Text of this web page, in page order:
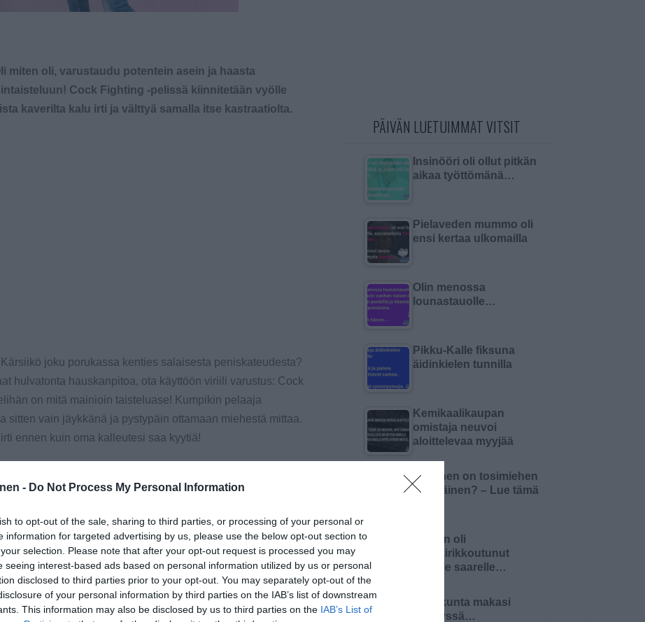
- Do Not Process My Personal Information
to opt-out of the sale, sharing to third parties, or processing of your personal or
information for targeted advertising by us, please use the below opt-out section to
selection. Please note that after your opt-out request is processed you may
seeing interest-based ads based on personal information utilized by us or personal
disclosed to third parties prior to your opt-out. You may separately opt-out of the
of your personal information by third parties on the IAB’s list of downstream
This information may also be disclosed by us to third parties on the IAB’s List of
miten oli, varustaudu potentein asein ja haasta
Cock Fighting -pelissä kiinnitetään vyölle
kaverilta kalu irti ja välttyä samalla itse kastraatiolta.
joku porukassa kenties salaisesta peniskateudesta?
hulvatonta hauskanpitoa, ota käyttöön viriili varustus: Cock
on mitä mainioin taisteluase! Kumpikin pelaaja
sitten vain jäykkänä ja pystypäin ottamaan miehestä mittaa.
ennen kuin oma kalleutesi saa kyytiä!
miltei kaikki keinot ovat sallittuja: voit puskea,
vastustajan taipumaan. Jos vehje alkaa veltostua, on
niin se kovettuu hetkessä!
on hauskempaa kuin taskubiljardi! Naurutakuun voimme
polttareihin, juhannusbileisiin ja muihin tilaisuuksiin,
PÄIVÄN LUETUIMMAT VITSIT
Insinööri oli ollut pitkän
aikaa työttömänä…
Pielaveden mummo oli
ensi kertaa ulkomailla
Olin menossa
lounastauolle…
Pikku-Kalle fiksuna
äidinkielen tunnilla
Kemikaalikaupan
omistaja neuvoi
aloittelevaa myyjää
Millainen on tosimiehen
pääsiäinen? – Lue tämä
Nainen oli
haaksirikkoutunut
autiolle saarelle…
Pariskunta makasi
sängyssä…